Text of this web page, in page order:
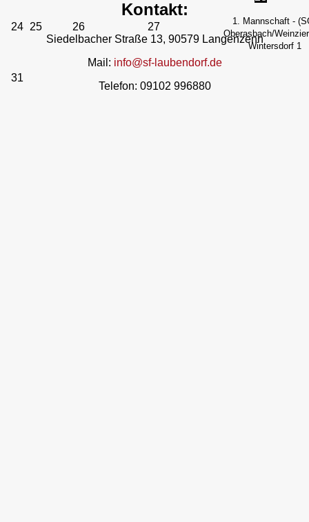
24 25 26 27
1. Mannschaft -
Oberasbach/
Wintersdorf 1
31
Kontakt:
Siedelbacher Straße 13, 90579 Langenzenn
Mail: info@sf-laubendorf.de
Telefon: 09102 996880